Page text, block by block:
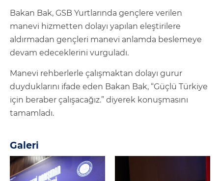
Bakan Bak, GSB Yurtlarında gençlere verilen
manevi hizmetten dolayı yapılan eleştirilere
aldırmadan gençleri manevi anlamda beslemeye
devam edeceklerini vurguladı.
Manevi rehberlerle çalışmaktan dolayı gurur
duyduklarını ifade eden Bakan Bak, “Güçlü Türkiye
için beraber çalışacağız.” diyerek konuşmasını
tamamladı.
Galeri